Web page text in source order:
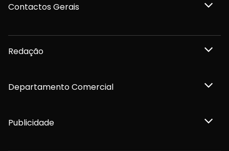
Contactos Gerais
Redação
Departamento Comercial
Publicidade